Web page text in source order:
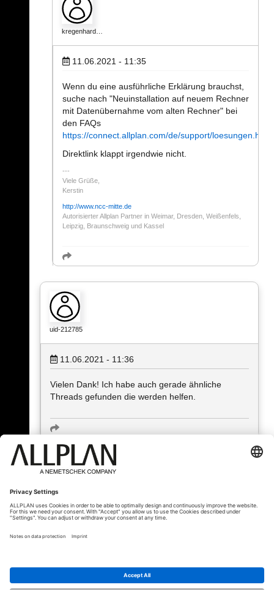
kregenhard…
11.06.2021 - 11:35
Wenn du eine ausführliche Erklärung brauchst,
suche nach "Neuinstallation auf neuem Rechner
mit Datenübernahme vom alten Rechner" bei
den FAQs
https://connect.allplan.com/de/support/loesungen.html
Direktlink klappt irgendwie nicht.
Viele Grüße,
Kerstin
http://www.ncc-mitte.de
Autorisierter Allplan Partner in Weimar, Dresden, Weißenfels,
Leipzig, Braunschweig und Kassel
uid-212785
11.06.2021 - 11:36
Vielen Dank! Ich habe auch gerade ähnliche
Threads gefunden die werden helfen.
« Zurück
© ALLPLAN Schweiz AG ALLPLAN ist Teil derNemetschek Group